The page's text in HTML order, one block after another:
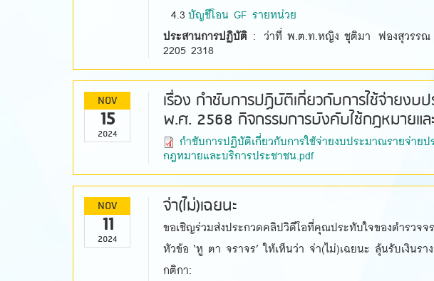
4.3บัญชีโอน GF รายหน่วย
ประสานการปฏิบัติ : ว่าที่ พ.ต.ท.หญิง ชุติมา ฟองสุวรรณ
2205 2318
NOV
15
2024
เรื่อง กำชับการปฏิบัติเกี่ยวกับการใช้จ่ายง
พ.ศ. 2568 กิจกรรมการบังคับใช้กฎหมายแล
กำชับการปฏิบัติเกี่ยวกับการใช้จ่ายงบประมาณรายจ่า
กฎหมายและบริการประชาชน.pdf
NOV
11
2024
จ่า(ไม่)เฉยนะ
ขอเชิญร่วมส่งประกวดคลิปวิดีโอที่คุณประทับใจของตำรวจจ
หัวข้อ ‘หู ตา จราจร’ ให้เห็นว่า จ่า(ไม่)เฉยนะ ลุ้นรับเงินร
กติกา: